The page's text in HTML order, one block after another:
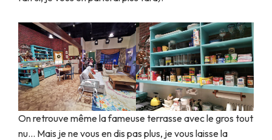
On retrouve même la fameuse terrasse avec le gros tout
nu… Mais je ne vous en dis pas plus, je vous laisse la